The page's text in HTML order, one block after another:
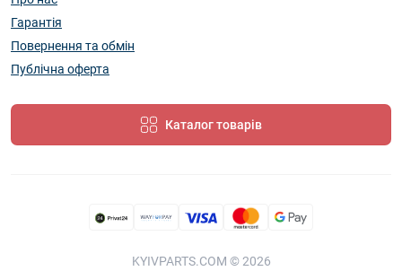
Гарантія
Повернення та обмін
Публічна оферта
Каталог товарів
KYIVPARTS.COM © 2026